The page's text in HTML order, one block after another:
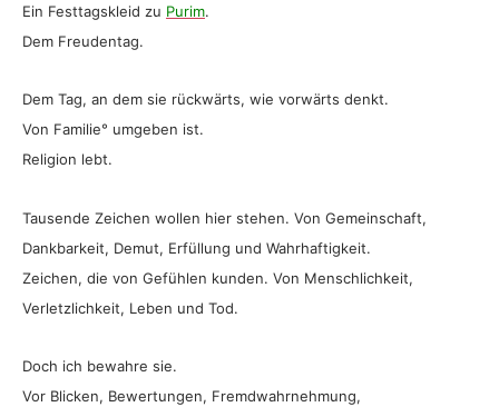
Ein Festtagskleid zu Purim.
Dem Freudentag.
Dem Tag, an dem sie rückwärts, wie vorwärts denkt.
Von Familie° umgeben ist.
Religion lebt.
Tausende Zeichen wollen hier stehen. Von Gemeinschaft,
Dankbarkeit, Demut, Erfüllung und Wahrhaftigkeit.
Zeichen, die von Gefühlen kunden. Von Menschlichkeit,
Verletzlichkeit, Leben und Tod.
Doch ich bewahre sie.
Vor Blicken, Bewertungen, Fremdwahrnehmung,